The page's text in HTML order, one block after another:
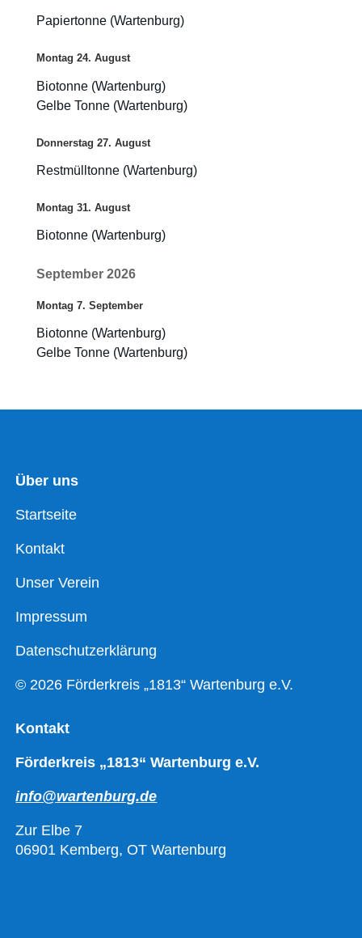
Papiertonne (Wartenburg)
Montag 24. August
Biotonne (Wartenburg)
Gelbe Tonne (Wartenburg)
Donnerstag 27. August
Restmülltonne (Wartenburg)
Montag 31. August
Biotonne (Wartenburg)
September 2026
Montag 7. September
Biotonne (Wartenburg)
Gelbe Tonne (Wartenburg)
Über uns
Startseite
Kontakt
Unser Verein
Impressum
Datenschutzerklärung
© 2026 Förderkreis „1813“ Wartenburg e.V.
Kontakt
Förderkreis „1813“ Wartenburg e.V.
info@wartenburg.de
Zur Elbe 7
06901 Kemberg, OT Wartenburg